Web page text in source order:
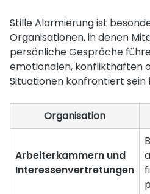
Stille Alarmierung ist
Organisationen, in denen
persönliche Gespräche
emotionalen, konflikthaften
Situationen konfrontiert sein
Organisation
Arbeiterkammern und
Interessenvertretungen